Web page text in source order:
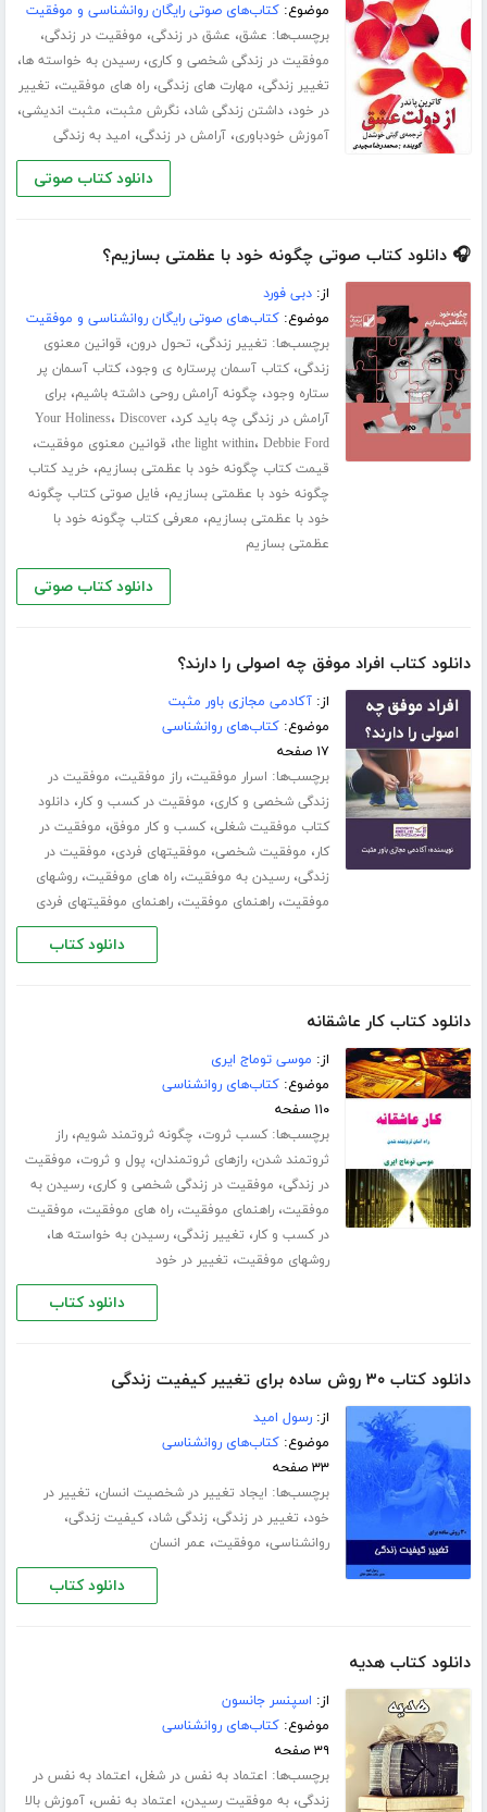
موضوع:کتاب‌های صوتی رایگان روانشناسی و موفقیت
برچسب‌ها: عشق، عشق در زندگی، موفقیت در زندگی،
موفقیت در زندگی شخصی و کاری،رسیدن به خواسته ها،
تغییر زندگی، مهارت های زندگی،راه های موفقیت، تغییر
در خود،داشتن زندگی شاد،نگرش مثبت، مثبت اندیشی،
آموزش خودباوری،آرامش در زندگی، امید به زندگی
دانلود کتاب صوتی
🎧 دانلود کتاب صوتی چگونه خود با عظمتی بسازیم؟
از:دبی فورد
موضوع:کتاب‌های صوتی رایگان روانشناسی و موفقیت
برچسب‌ها: تغییر زندگی، تحول درون، قوانین معنوی
زندگی،کتاب آسمان پرستاره ی وجود،کتاب آسمان پر
ستاره وجود، چگونه آرامش روحی داشته باشیم،برای
آرامش در زندگی چه باید کرد، Your Holiness، Discover
the light within، Debbie Ford ، قوانین معنوی موفقیت،
قیمت کتاب چگونه خود با عظمتی بسازیم، خرید کتاب
چگونه خود با عظمتی بسازیم، فایل صوتی کتاب چگونه
خود با عظمتی بسازیم، معرفی کتاب چگونه خود با
عظمتی بسازیم
دانلود کتاب صوتی
دانلود کتاب افراد موفق چه اصولی را دارند؟
از:آکادمی مجازی باور مثبت
موضوع:کتاب‌های روانشناسی
۱۷ صفحه
برچسب‌ها: اسرار موفقیت،راز موفقیت، موفقیت در
زندگی شخصی و کاری، موفقیت در کسب و کار،دانلود
کتاب موفقیت شغلی،کسب و کار موفق، موفقیت در
کار، موفقیت شخصی، موفقیتهای فردی، موفقیت در
زندگی،رسیدن به موفقیت،راه های موفقیت،روشهای
موفقیت،راهنمای موفقیت،راهنمای موفقیتهای فردی
دانلود کتاب
دانلود کتاب کار عاشقانه
از: موسی توماج ایری
موضوع:کتاب‌های روانشناسی
۱۱۰ صفحه
برچسب‌ها:کسب ثروت، چگونه ثروتمند شویم،راز
ثروتمند شدن،رازهای ثروتمندان، پول و ثروت، موفقیت
در زندگی، موفقیت در زندگی شخصی و کاری،رسیدن به
موفقیت،راهنمای موفقیت،راه های موفقیت، موفقیت
در کسب و کار، تغییر زندگی،رسیدن به خواسته ها،
روشهای موفقیت، تغییر در خود
دانلود کتاب
دانلود کتاب ۳۰ روش ساده برای تغییر کیفیت زندگی
از:رسول امید
موضوع:کتاب‌های روانشناسی
۳۳ صفحه
برچسب‌ها: ایجاد تغییر در شخصیت انسان، تغییر در
خود، تغییر در زندگی، زندگی شاد،کیفیت زندگی،
روانشناسی، موفقیت، عمر انسان
دانلود کتاب
دانلود کتاب هدیه
از: اسپنسر جانسون
موضوع:کتاب‌های روانشناسی
۳۹ صفحه
برچسب‌ها: اعتماد به نفس در شغل، اعتماد به نفس در
زندگی،به موفقیت رسیدن، اعتماد به نفس،آموزش بالا